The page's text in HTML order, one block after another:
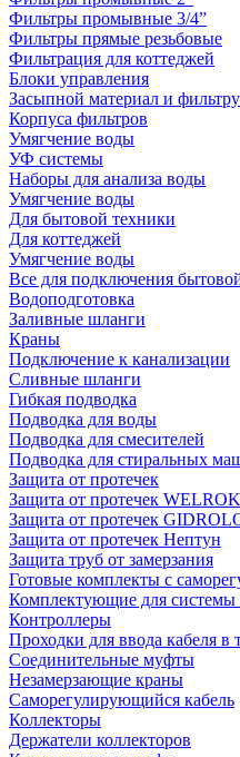
Фильтры промывные 3/4”
Фильтры прямые резьбовые
Фильтрация для коттеджей
Блоки управления
Засыпной материал и
Корпуса фильтров
Умягчение воды
УФ системы
Наборы для анализа воды
Умягчение воды
Для бытовой техники
Для коттеджей
Умягчение воды
Все для подключения
Водоподготовка
Заливные шланги
Краны
Подключение к канализации
Сливные шланги
Гибкая подводка
Подводка для воды
Подводка для смесителей
Подводка для стиральных
Защита от протечек
Защита от протечек WELROK
Защита от протечек
Защита от протечек Нептун
Защита труб от замерзания
Готовые комплекты с
Комплектующие для системы
Контроллеры
Проходки для ввода кабеля в
Соединительные муфты
Незамерзающие краны
Саморегулирующийся кабель
Коллекторы
Держатели коллекторов